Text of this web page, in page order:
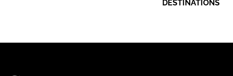
DESTINATIONS